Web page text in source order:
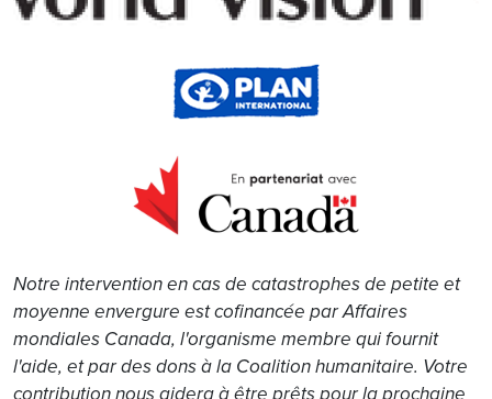
Notre intervention en cas de catastrophes de petite et
moyenne envergure est cofinancée par Affaires
mondiales Canada, l'organisme membre qui fournit
l'aide, et par des dons à la Coalition humanitaire. Votre
contribution nous aidera à être prêts pour la prochaine